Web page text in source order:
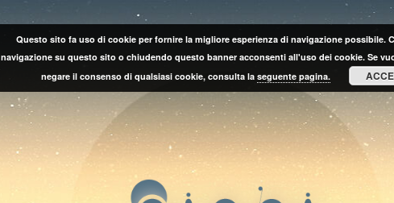
Questo sito fa uso di cookie per fornire la migliore esperienza di navigazione possibile.
navigazione su questo sito o chiudendo questo banner acconsenti all'uso dei cookie. Se
negare il consenso di qualsiasi cookie, consulta la seguente pagina.